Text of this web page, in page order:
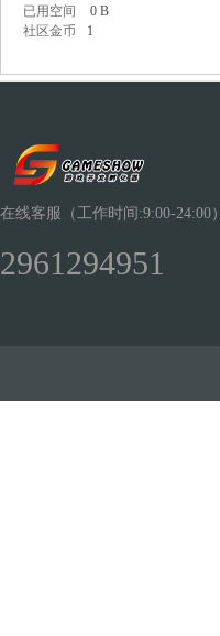
ow
已用空间
0 B
社区金币
1
在线客服（工作时间:9:00-24:00）
2961294951